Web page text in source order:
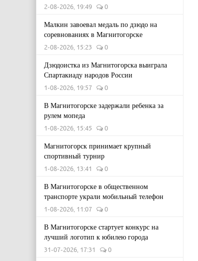
2-08-2026, 19:49 0
Малкин завоевал медаль по дзюдо на
соревнованиях в Магнитогорске
2-08-2026, 15:23 0
Дзюдоистка из Магнитогорска выиграла
Спартакиаду народов России
1-08-2026, 19:57 0
В Магнитогорске задержали ребенка за
рулем мопеда
1-08-2026, 15:45 0
Магнитогорск принимает крупный
спортивный турнир
1-08-2026, 13:41 0
В Магнитогорске в общественном
транспорте украли мобильный телефон
1-08-2026, 11:07 0
В Магнитогорске стартует конкурс на
лучший логотип к юбилею города
31-07-2026, 17:31 0